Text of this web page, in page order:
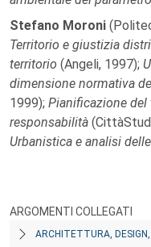
Stefano Moroni
Territorio e giustizia
territorio (Angeli, 1997);
dimensione normativa
1999); Pianificazione
responsabilità
Urbanistica e analisi
ARGOMENTI COLLEGATI
ARCHITETTURA,